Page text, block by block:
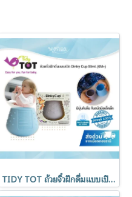
TIDY TOT ถ้วยจิ๋วฝึกดื่มแบบเปิด Dinky Cup 50ml. (6M+)